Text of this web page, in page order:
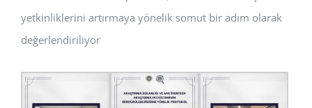
yetkinliklerini artırmaya yönelik somut bir adım olarak
değerlendiriliyor